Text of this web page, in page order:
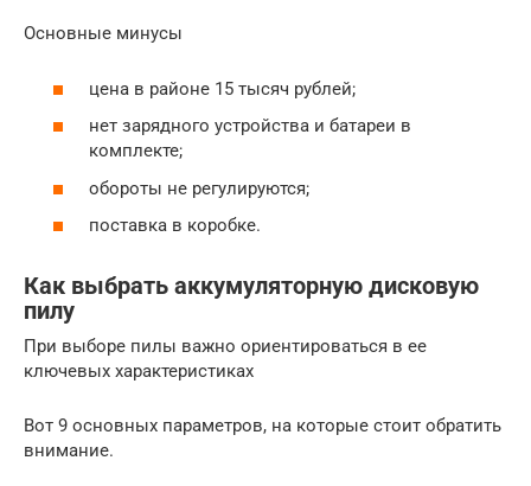
Основные минусы
цена в районе 15 тысяч рублей;
нет зарядного устройства и батареи в
комплекте;
обороты не регулируются;
поставка в коробке.
Как выбрать аккумуляторную дисковую
пилу
При выборе пилы важно ориентироваться в ее
ключевых характеристиках
Вот 9 основных параметров, на которые стоит обратить
внимание.